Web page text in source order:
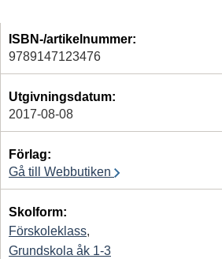
ISBN-/artikelnummer:
9789147123476
Utgivningsdatum:
2017-08-08
Förlag:
Gå till Webbutiken
Skolform:
Förskoleklass,
Grundskola åk 1-3